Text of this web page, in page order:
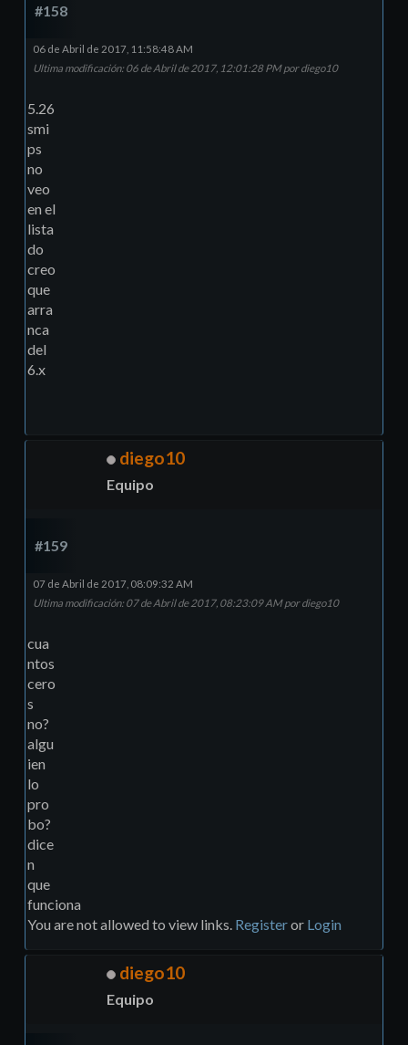
#158
06 de Abril de 2017, 11:58:48 AM
Ultima modificación: 06 de Abril de 2017, 12:01:28 PM por diego10
5.26
smi
ps
no
veo
en el
lista
do
creo
que
arra
nca
del
6.x
diego10
Equipo
#159
07 de Abril de 2017, 08:09:32 AM
Ultima modificación: 07 de Abril de 2017, 08:23:09 AM por diego10
cua
ntos
cero
s
no?
algu
ien
lo
pro
bo?
dice
n
que
funciona
You are not allowed to view links. Registeror Login
diego10
Equipo